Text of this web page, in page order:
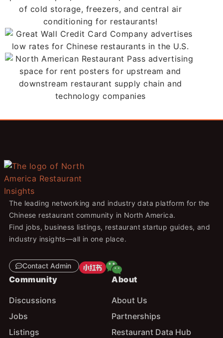
The leading networking and industry data platform for the
Chinese restaurant community in North America.
Find jobs, business listings, restaurant startup guides, and
industry insights—all in one place.
Contact Admin
Community
Discussions
Jobs
Listings
About
About Us
Partnerships
Restaurant Data Hub